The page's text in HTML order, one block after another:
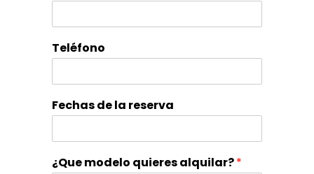
Teléfono
Fechas de la reserva
¿Que modelo quieres alquilar?*